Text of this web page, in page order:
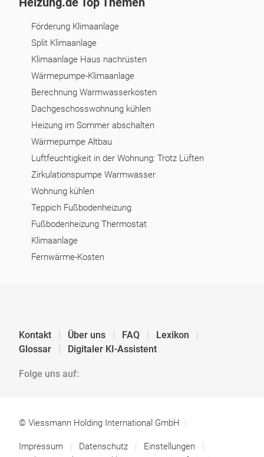
Förderung Klimaanlage
Split Klimaanlage
Klimaanlage Haus nachrüsten
Wärmepumpe-Klimaanlage
Berechnung Warmwasserkosten
Dachgeschosswohnung kühlen
Heizung im Sommer abschalten
Wärmepumpe Altbau
Luftfeuchtigkeit in der Wohnung: Trotz Lüften
Zirkulationspumpe Warmwasser
Wohnung kühlen
Teppich Fußbodenheizung
Fußbodenheizung Thermostat
Klimaanlage
Fernwärme-Kosten
Kontakt Über uns FAQ
Lexikon
Glossar
Digitaler KI-Assistent
Folge uns auf:
© Viessmann Holding International GmbH
Impressum Datenschutz
Einstellungen